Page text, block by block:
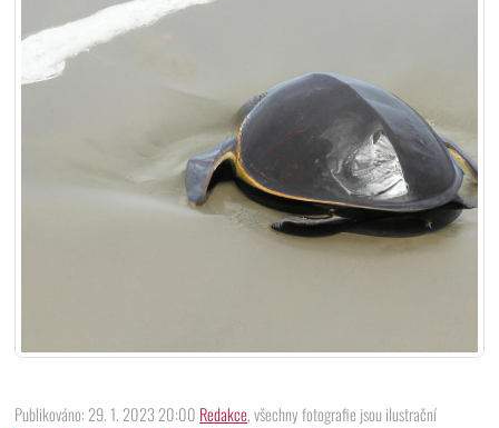
Publikováno: 29. 1. 2023 20:00 Redakce, všechny fotografie jsou ilustrační